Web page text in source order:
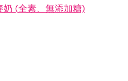
奶 (全素、無添加糖)